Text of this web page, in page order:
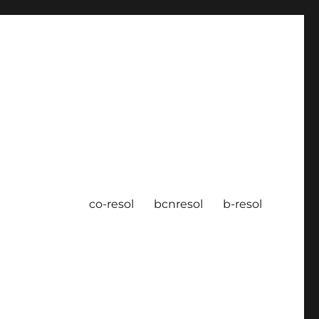
co-resol bcnresol b-resol